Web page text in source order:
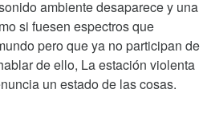
ambiente desaparece y una
si fuesen espectros que
pero que ya no participan de
de ello, La estación violenta
un estado de las cosas.